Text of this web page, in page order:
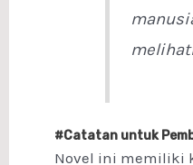
#Catatan untuk
Novel ini memiliki